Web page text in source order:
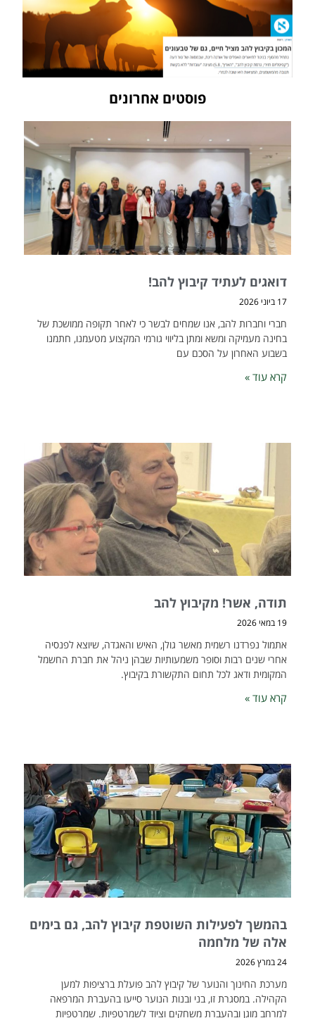
פוסטים אחרונים
דואגים לעתיד קיבוץ להב!
17 ביוני 2026
חברי וחברות להב, אנו שמחים לבשר כי לאחר תקופה ממושכת של
בחינה מעמיקה ומשא ומתן בליווי גורמי המקצוע מטעמנו, חתמנו
בשבוע האחרון על הסכם עם
קרא עוד »
תודה, אשר! מקיבוץ להב
19 במאי 2026
אתמול נפרדנו רשמית מאשר גולן, האיש והאגדה, שיוצא לפנסיה
אחרי שנים רבות וסופר משמעותיות שבהן ניהל את חברת החשמל
המקומית ודאג לכל תחום התקשורת בקיבוץ.
קרא עוד »
בהמשך לפעילות השוטפת קיבוץ להב, גם בימים
אלה של מלחמה
24 במרץ 2026
מערכת החינוך והנוער של קיבוץ להב פועלת ברציפות למען
הקהילה. במסגרת זו, בני ובנות הנוער סייעו בהעברת המרפאה
למרחב מוגן ובהעברת משחקים וציוד לשמרטפיות. שמרטפיות